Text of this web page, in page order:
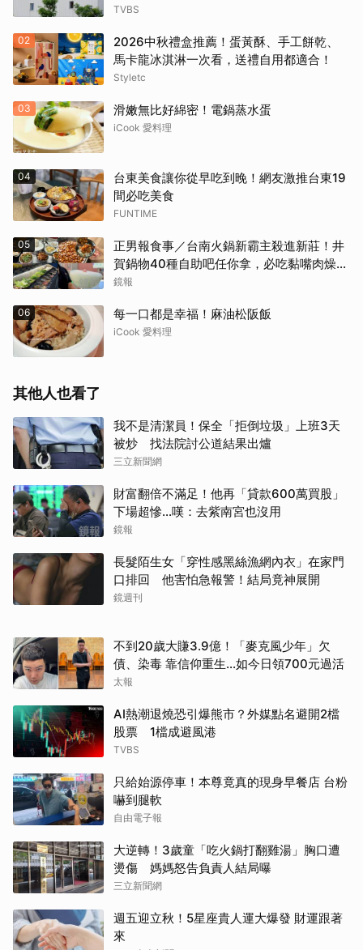
TVBS
02
2026中秋禮盒推薦！蛋黃酥、手工餅乾、
馬卡龍冰淇淋一次看，送禮自用都適合！
Styletc
03 滑嫩無比好綿密！電鍋蒸水蛋
iCook 愛料理
04
台東美食讓你從早吃到晚！網友激推台東19
間必吃美食
FUNTIME
05
正男報食事／台南火鍋新霸主殺進新莊！井
賀鍋物40種自助吧任你拿，必吃黏嘴肉燥
飯、現做棉花糖
鏡報
06 每一口都是幸福！麻油松阪飯
iCook 愛料理
其他人也看了
我不是清潔員！保全「拒倒垃圾」上班3天
被炒 找法院討公道結果出爐
三立新聞網
財富翻倍不滿足！他再「貸款600萬買股」
下場超慘...嘆：去紫南宮也沒用
鏡報
長髮陌生女「穿性感黑絲漁網內衣」在家門
口排回 他害怕急報警！結局竟神展開
鏡週刊
不到20歲大賺3.9億！「麥克風少年」欠
債、染毒 靠信仰重生...如今日領700元過活
太報
AI熱潮退燒恐引爆熊市？外媒點名避開2檔
股票 1檔成避風港
TVBS
只給始源停車！本尊竟真的現身早餐店 台粉
嚇到腿軟
自由電子報
大逆轉！3歲童「吃火鍋打翻雞湯」胸口遭
燙傷 媽媽怒告負責人結局曝
三立新聞網
週五迎立秋！5星座貴人運大爆發 財運跟著
來
取消